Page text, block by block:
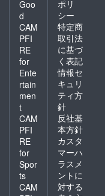
Goo
d
CAM
PFI
RE
for
Ente
rtain
men
t
CAM
PFI
RE
for
Spor
ts
CAM
ポリ
シー
特定商
取引法
に基づ
く表記
情報セ
キュリ
ティ方
針
反社基
本方針
カスタ
マーハ
ラスメ
ントに
対する